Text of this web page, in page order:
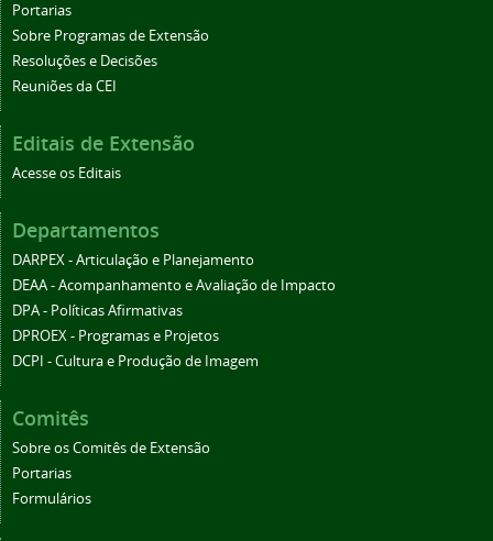
Portarias
Sobre Programas de Extensão
Resoluções e Decisões
Reuniões da CEI
Editais de Extensão
Acesse os Editais
Departamentos
DARPEX - Articulação e Planejamento
DEAA - Acompanhamento e Avaliação de Impacto
DPA - Políticas Afirmativas
DPROEX - Programas e Projetos
DCPI - Cultura e Produção de Imagem
Comitês
Sobre os Comitês de Extensão
Portarias
Formulários